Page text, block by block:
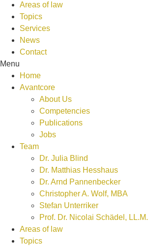
Areas of law
Topics
Services
News
Contact
Menu
Home
Avantcore
About Us
Competencies
Publications
Jobs
Team
Dr. Julia Blind
Dr. Matthias Hesshaus
Dr. Arnd Pannenbecker
Christopher A. Wolf, MBA
Stefan Unterriker
Prof. Dr. Nicolai Schädel, LL.M.
Areas of law
Topics